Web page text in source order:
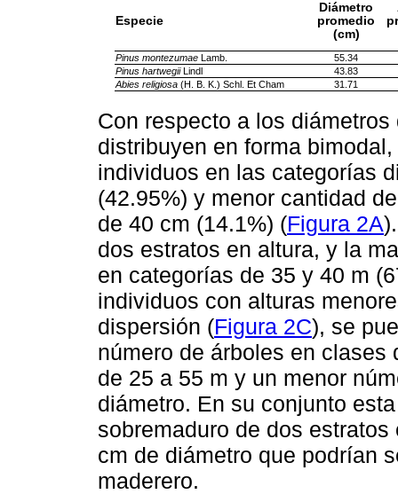
Especie
Diámetro
promedio
(cm)
Pinus montezumae Lamb.
55.34
Pinus hartwegiiLindl
43.83
Abies religiosa (H. B. K.) Schl. Et Cham 31.71
Con respecto a los
distribuyen en forma
individuos en las categorías
(42.95%) y menor cantidad
de 40 cm (14.1%) (Figura 2A
dos estratos en altura, y la
en categorías de 35 y 40 m
individuos con alturas
dispersión (Figura 2C), se
número de árboles en
de 25 a 55 m y un menor
diámetro. En su conjunto
sobremaduro de dos
cm de diámetro que podrían
maderero.